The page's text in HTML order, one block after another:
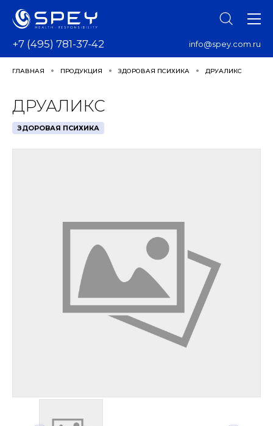
+7 (495) 781-37-42 info@spey.com.ru
ГЛАВНАЯ ПРОДУКЦИЯ ЗДОРОВАЯ ПСИХИКА ДРУАЛИКС
ДРУАЛИКС
ЗДОРОВАЯ ПСИХИКА